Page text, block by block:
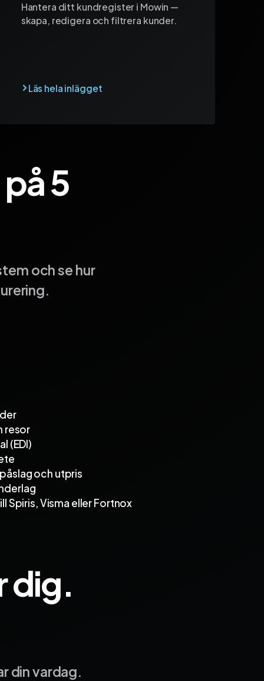
Hantera ditt kundregister i Mowin —
skapa, redigera och filtrera kunder.
5
och se hur
resor
(EDI)
och utpris
Spiris, Visma eller Fortnox
dig.
din vardag.